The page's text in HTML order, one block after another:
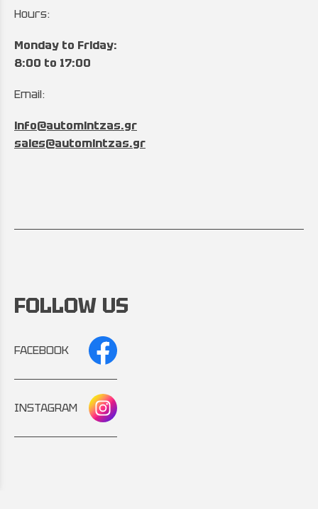
Hours:
Monday to Friday:
8:00 to 17:00
Email:
info@automintzas.gr
sales@automintzas.gr
FOLLOW US
FACEBOOK
INSTAGRAM